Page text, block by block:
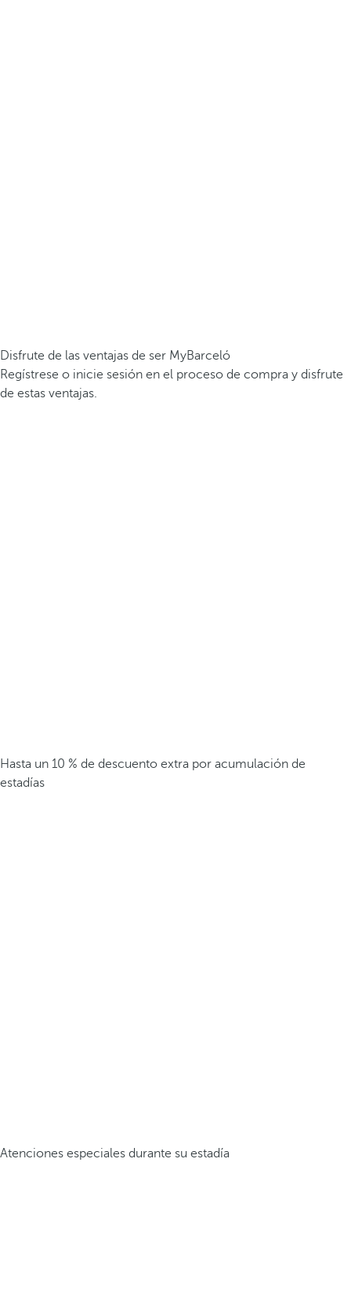
Disfrute de las ventajas de ser MyBarceló
Regístrese o inicie sesión en el proceso de compra y disfrute
de estas ventajas.
Hasta un 10 % de descuento extra por acumulación de
estadías
Atenciones especiales durante su estadía